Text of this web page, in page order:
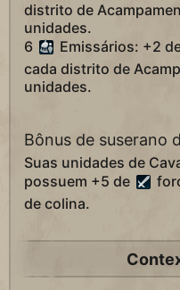
distrito de
unidades.
6
Emissários: +2
cada distrito de
unidades.
Bônus de suserano
Suas unidades de
possuem +5 de
de colina.